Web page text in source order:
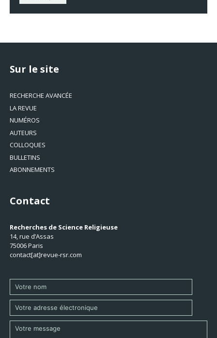
Sur le site
RECHERCHE AVANCÉE
LA REVUE
NUMÉROS
AUTEURS
COLLOQUES
BULLETINS
ABONNEMENTS
Contact
Recherches de Science Religieuse
14, rue d’Assas
75006 Paris
contact[at]revue-rsr.com